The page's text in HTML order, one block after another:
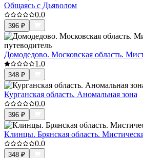
Общаясь с Дьяволом
0.0
396 ₽
Домодедово. Московская область.
1.0
348 ₽
Курганская область. Аномальная зона
0.0
396 ₽
Клинцы. Брянская область.
0.0
348 ₽